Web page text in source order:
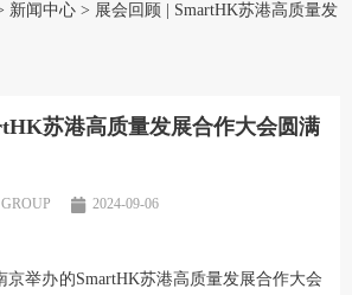
新闻中心 > 展会回顾 | SmartHK苏港高质量发
苏港高质量发展合作大会圆满
2024-09-06
京举办的SmartHK苏港高质量发展合作大会